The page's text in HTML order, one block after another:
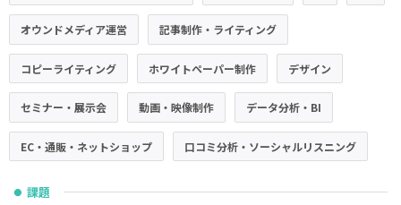
オウンドメディア運営 記事制作・ライティング
コピーライティング ホワイトペーパー制作 デザイン
セミナー・展示会 動画・映像制作 データ分析・BI
EC・通販・ネットショップ 口コミ分析・ソーシャルリスニング
● 課題